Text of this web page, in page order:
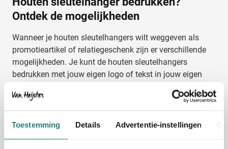
Toestemming Details Advertentie-instellingen
Ontdek de mogelijkheden
Wanneer je houten sleutelhangers wilt weggeven als
promotieartikel of relatiegeschenk zijn er verschillende
mogelijkheden. Je kunt de houten sleutelhangers
bedrukken met jouw eigen logo of tekst in jouw eigen
verlengstuk van jouw merk en komt jouw huisstijl
Daarnaast is het ook mogelijk om de houten